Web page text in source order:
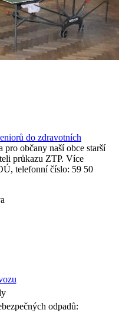
do zdravotních
pro občany naší obce starší
průkazu ZTP. Více
telefonní číslo: 59 50
odpadů: